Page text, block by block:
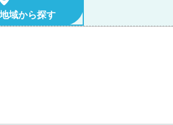
域から探す